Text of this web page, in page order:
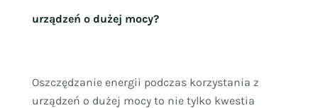
urządzeń o dużej mocy?
Oszczędzanie energii podczas korzystania z
urządzeń o dużej mocy to nie tylko kwestia